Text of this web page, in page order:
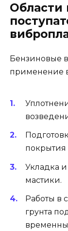
Области
Бензиновые
применение в
покрытия
Укладка
мастики.
Работы в
грунта